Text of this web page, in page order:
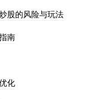
股的风险与玩法
南
化